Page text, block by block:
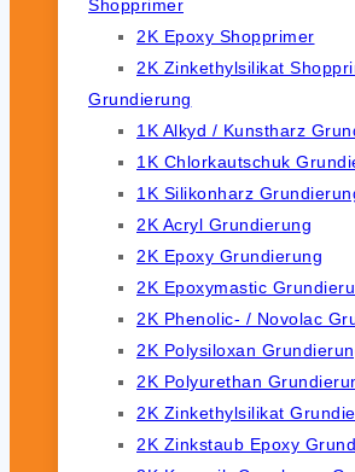
Shopprimer
2K Epoxy Shopprimer
2K Zinkethylsilikat
Grundierung
1K Alkyd / Kunstharz
1K Chlorkautschuk
1K Silikonharz
2K Acryl Grundierung
2K Epoxy Grundierung
2K Epoxymastic
2K Phenolic- / Novolac
2K Polysiloxan
2K Polyurethan
2K Zinkethylsilikat
2K Zinkstaub Epoxy